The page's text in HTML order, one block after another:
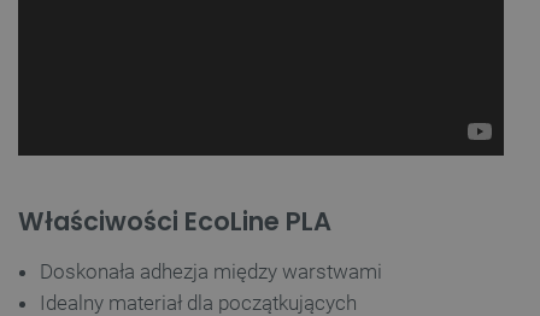
Właściwości EcoLine PLA
Doskonała adhezja między warstwami
Idealny materiał dla początkujących